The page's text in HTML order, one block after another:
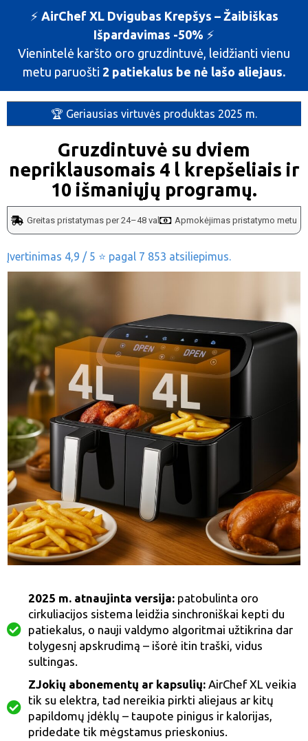
⚡️ AirChef XL Dvigubas Krepšys – Žaibiškas
Išpardavimas -50% ⚡️
Vienintelė karšto oro gruzdintuvė, leidžianti vienu
metu paruošti 2 patiekalus be nė lašo aliejaus.
🏆 Geriausias virtuvės produktas 2025 m.
Gruzdintuvė su dviem
nepriklausomais 4 l krepšeliais ir
10 išmaniųjų programų.
Greitas pristatymas per 24–48 val Apmokėjimas pristatymo metu
Įvertinimas 4,9 / 5 ⭐ pagal 7 853 atsiliepimus.
2025 m. atnaujinta versija: patobulinta oro
cirkuliacijos sistema leidžia sinchroniškai kepti du
patiekalus, o nauji valdymo algoritmai užtikrina dar
tolygesnį apskrudimą – išorė itin traški, vidus
sultingas.
ZJokių abonementų ar kapsulių: AirChef XL veikia
tik su elektra, tad nereikia pirkti aliejaus ar kitų
papildomų įdėklų – taupote pinigus ir kalorijas,
pridedate tik mėgstamus prieskonius.